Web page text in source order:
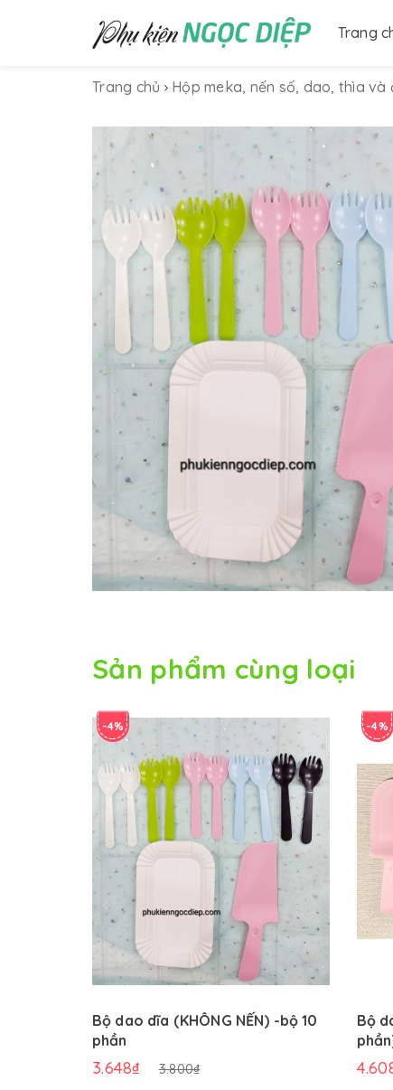
Trang
Trang chủ Hộp meka, nến số, dao, thìa và
Sản phẩm cùng loại
-4%
Bộ dao dĩa (KHÔNG NẾN) -bộ 10
phần
3.648₫ 3.800₫
-4%
Bộ